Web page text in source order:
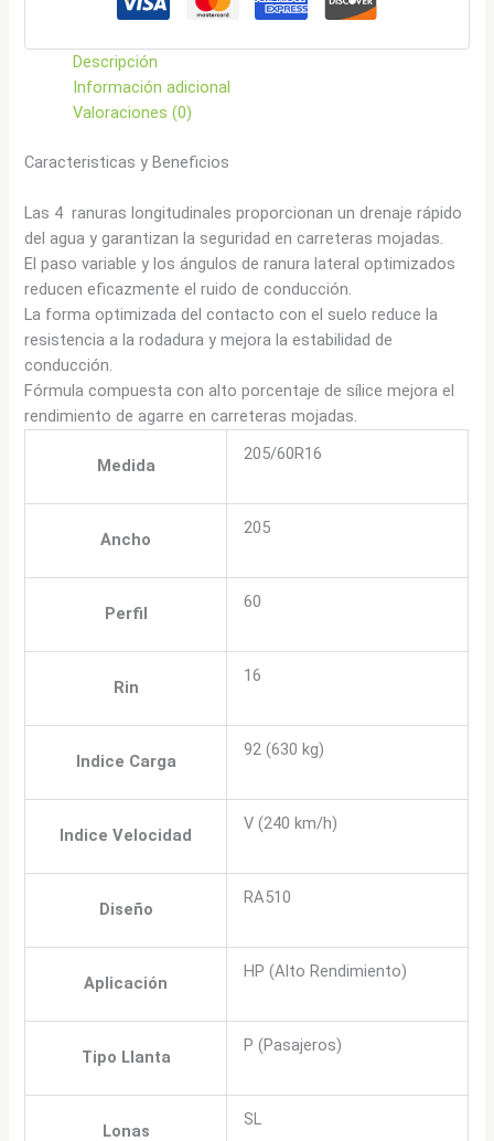
Descripción
Información adicional
Valoraciones (0)
Caracteristicas y Beneficios
Las 4 ranuras longitudinales proporcionan un drenaje rápido
del agua y garantizan la seguridad en carreteras mojadas.
El paso variable y los ángulos de ranura lateral optimizados
reducen eficazmente el ruido de conducción.
La forma optimizada del contacto con el suelo reduce la
resistencia a la rodadura y mejora la estabilidad de
conducción.
Fórmula compuesta con alto porcentaje de sílice mejora el
rendimiento de agarre en carreteras mojadas.
Medida
205/60R16
Ancho
205
Perfil
60
Rin
16
Indice Carga
92 (630 kg)
Indice Velocidad
V (240 km/h)
Diseño
RA510
Aplicación
HP (Alto Rendimiento)
Tipo Llanta
P (Pasajeros)
Lonas
SL